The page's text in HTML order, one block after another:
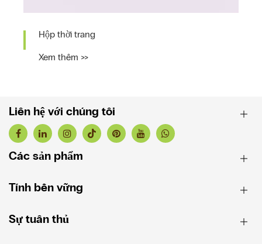
Hộp tất
Xem thêm >>
Liên hệ với chúng tôi
Các sản phẩm
Tính bền vững
Sự tuân thủ